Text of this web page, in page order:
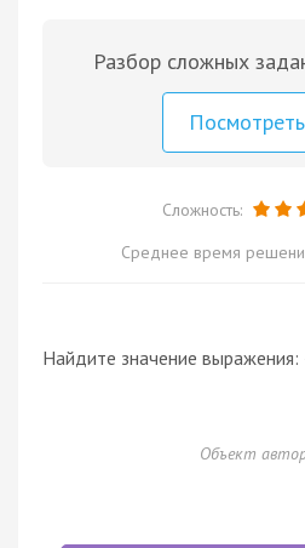
Разбор сложных
Посмотреть
Сложность:
Среднее время
Найдите значение выражения:
Объект